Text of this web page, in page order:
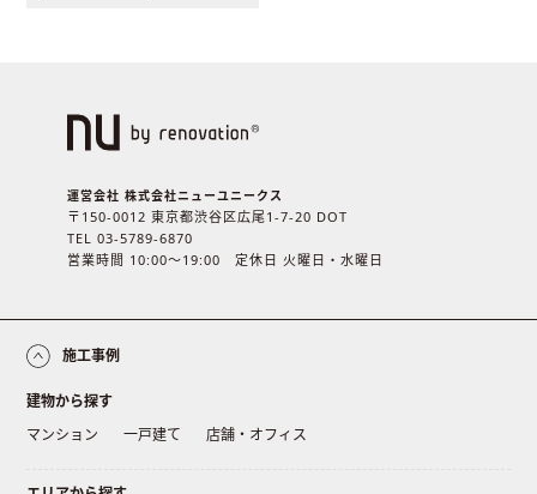
運営会社 株式会社ニューユニークス
〒150-0012 東京都渋谷区広尾1-7-20 DOT
TEL 03-5789-6870
営業時間 10:00〜19:00 定休日 火曜日・水曜日
施工事例
建物から探す
マンション
一戸建て 店舗・オフィス